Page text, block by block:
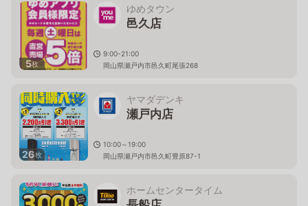
5枚
ゆめタウン
邑久店
9:00-21:00
岡山県瀬戸内市邑久町尾張268
26枚
ヤマダデンキ
瀬戸内店
10:00～19:00
岡山県瀬戸内市邑久町豊原87-1
ホームセンタータイム